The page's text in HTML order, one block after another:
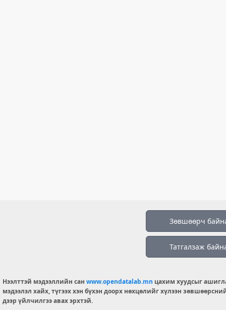
Зөвшөөрч
Татгалзаж
Нээлттэй мэдээллийн сан www.opendatalab.mn цахим хуудсыг
мэдээлэл хайх, түгээх хэн бүхэн доорх нөхцөлийг хүлээн
дээр үйлчилгээ авах эрхтэй.